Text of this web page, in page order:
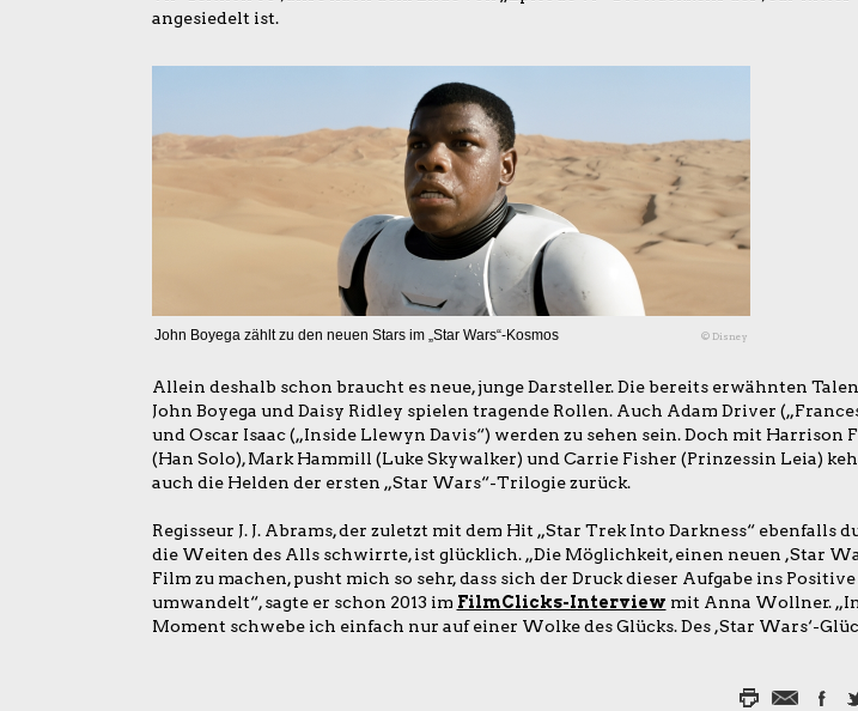
angesiedelt ist.
John Boyega zählt zu den neuen Stars im „Star Wars“-Kosmos © Disney
Allein deshalb schon braucht es neue, junge Darsteller. Die bereits erwähnten
John Boyega und Daisy Ridley spielen tragende Rollen. Auch Adam Driver
und Oscar Isaac („Inside Llewyn Davis“) werden zu sehen sein. Doch mit Harrison
(Han Solo), Mark Hammill (Luke Skywalker) und Carrie Fisher (Prinzessin Leia)
auch die Helden der ersten „Star Wars“-Trilogie zurück.
Regisseur J. J. Abrams, der zuletzt mit dem Hit „Star Trek Into Darkness“ ebenfalls
die Weiten des Alls schwirrte, ist glücklich. „Die Möglichkeit, einen neuen ,Star
Film zu machen, pusht mich so sehr, dass sich der Druck dieser Aufgabe ins Positive
umwandelt“, sagte er schon 2013 im FilmClicks-Interview mit Anna Wollner.
Moment schwebe ich einfach nur auf einer Wolke des Glücks. Des ,Star Wars‘-